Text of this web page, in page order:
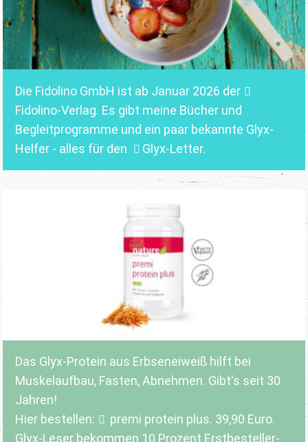
Die Fidolino GmbH ist ab Januar 2026 der
Fidolino-Verlag. Es gibt meine Bücher und
Begleitprogramme und ein paar bekannte Glyx-
Helfer - alles für den
Glyx-Letter.
Das Glyx-Protein aus Erbseneiweiß hilft bei
Muskelaufbau, Fasten, Abnehmen. Gibt's seit 30
Jahren!
Hier bestellen:
premi protein plus. 39,90 Euro.
Glyx-Leser bekommen 10 Prozent Erstbesteller-